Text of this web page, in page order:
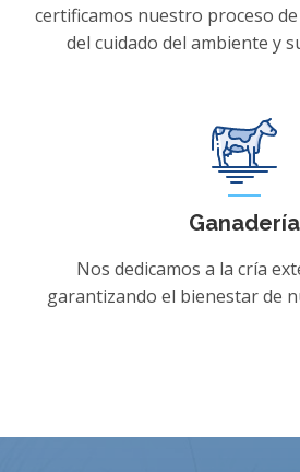
certificamos nuestro proceso
del cuidado del ambiente y
Ganadería
Nos dedicamos a la cría
garantizando el bienestar de